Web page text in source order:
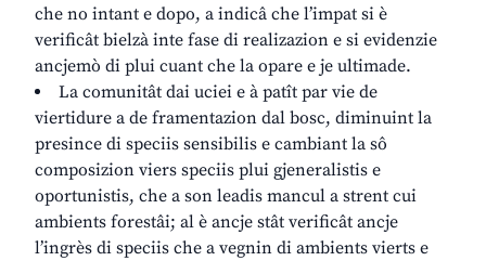
che no intant e dopo, a indicâ che l’impat si è
verificât bielzà inte fase di realizazion e si evidenzie
ancjemò di plui cuant che la opare e je ultimade.
La comunitât dai uciei e à patît par vie de
viertidure a de framentazion dal bosc, diminuint la
presince di speciis sensibilis e cambiant la sô
composizion viers speciis plui gjeneralistis e
oportunistis, che a son leadis mancul a strent cui
ambients forestâi; al è ancje stât verificât ancje
l’ingrès di speciis che a vegnin di ambients vierts e